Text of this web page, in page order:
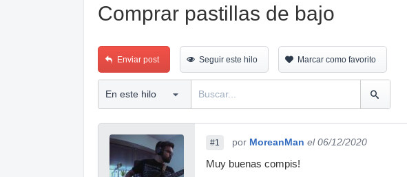
Comprar pastillas de bajo
Enviar post Seguir este hilo Marcar como favorito
#1 por MoreanMan el 06/12/2020
Muy buenas compis!